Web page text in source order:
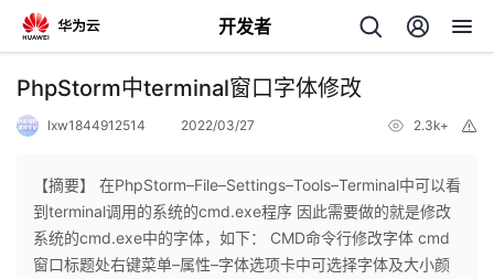
开发者
返
个
PhpStorm中terminal窗口字体修改
lxw1844912514 2022/03/27 2.3k+
【摘要】 在PhpStorm–File–Settings–Tools–Terminal中可以看
到terminal调用的系统的cmd.exe程序 因此需要做的就是修改
系统的cmd.exe中的字体，如下： CMD命令行修改字体 cmd
窗口标题处右键菜单–属性–字体选项卡中可选择字体及大小颜